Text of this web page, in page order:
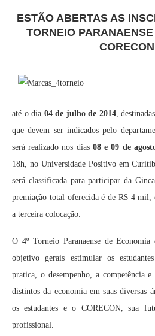
ESTÃO ABERTAS AS
TORNEIO
até o dia 04 de julho de 2014,
que devem ser indicados pelo
será realizado nos dias 08e 09 de
18h, no Universidade Positivo em
será classificada para participar da
premiação total oferecida é de R$ 4 mil,
a terceira colocação.
O 4º Torneio Paranaense de
objetivo gerais estimular os
pratica, o desempenho, a competência
distintos da economia em suas diversas
os estudantes e o CORECON, sua
profissional.